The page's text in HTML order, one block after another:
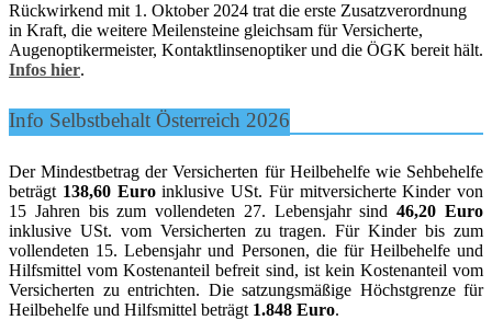
Rückwirkend mit 1. Oktober 2024 trat die erste Zusatzverordnung
in Kraft, die weitere Meilensteine gleichsam für Versicherte,
Augenoptikermeister, Kontaktlinsenoptiker und die ÖGK bereit hält.
Infos hier.
Info Selbstbehalt Österreich 2026
Der Mindestbetrag der Versicherten für Heilbehelfe wie Sehbehelfe
beträgt 138,60 Euroinklusive USt. Für mitversicherte Kinder von
15 Jahren bis zum vollendeten 27. Lebensjahr sind46,20 Euro
inklusive USt. vom Versicherten zu tragen. Für Kinder bis zum
vollendeten 15. Lebensjahr und Personen, die für Heilbehelfe und
Hilfsmittel vom Kostenanteil befreit sind, ist kein Kostenanteil vom
Versicherten zu entrichten. Die satzungsmäßige Höchstgrenze für
Heilbehelfe und Hilfsmittel beträgt 1.848 Euro.